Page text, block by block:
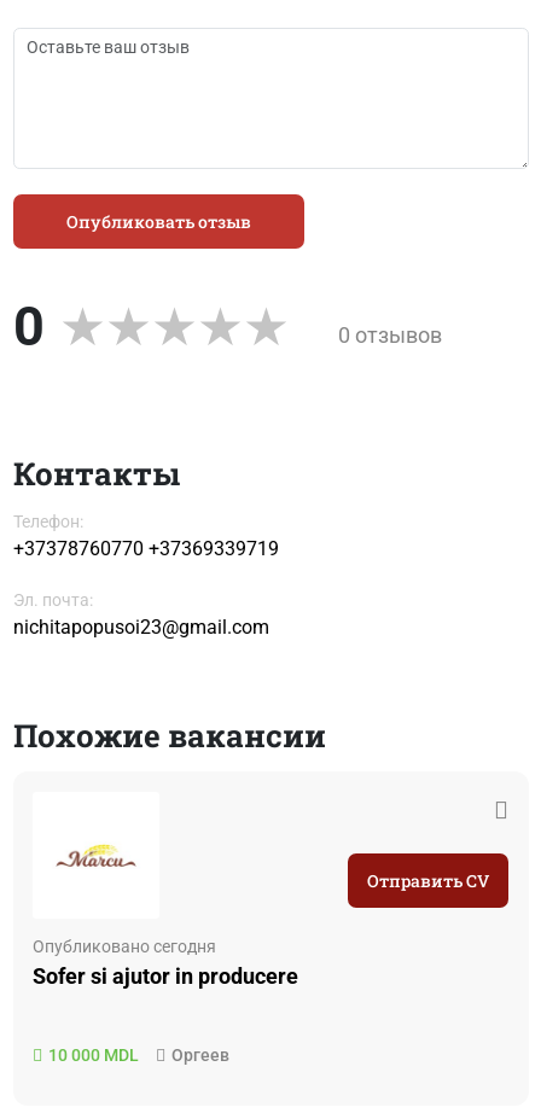
Опубликовать отзыв
0 0 отзывов
Контакты
Телефон:
+37378760770 +37369339719
Эл. почта:
nichitapopusoi23@gmail.com
Похожие вакансии
Опубликовано сегодня
Sofer si ajutor in producere
10 000 MDL Оргеев
Отправить CV